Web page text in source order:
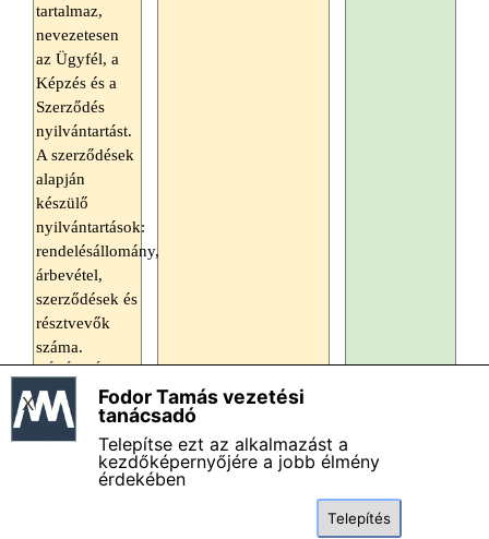
tartalmaz,
nevezetesen
az Ügyfél, a
Képzés és a
Szerződés
nyilvántartást.
A szerződések
alapján
készülő
nyilvántartások:
rendelésállomány,
árbevétel,
szerződések és
résztvevők
száma.
VÁSÁRLÁS >
Fodor Tamás vezetési tanácsadó - Impresszum
Magamról - Bemutatkozás
Általános szerződési és felhasználási feltételek
Adatkezelési szabályzat
Fodor Tamás vezetési
tanácsadó
Telepítse ezt az alkalmazást a
kezdőképernyőjére a jobb élmény
érdekében
Telepítés
X